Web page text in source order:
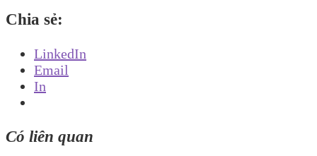
Chia sẻ:
LinkedIn
Email
In
Có liên quan